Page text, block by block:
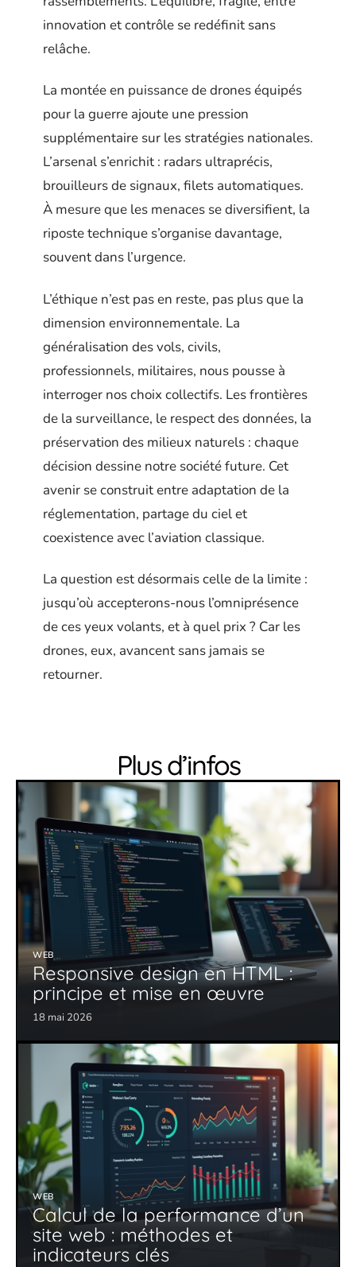
innovation et contrôle se redéfinit sans
relâche.
La montée en puissance de drones équipés
pour la guerre ajoute une pression
supplémentaire sur les stratégies nationales.
L’arsenal s’enrichit : radars ultraprécis,
brouilleurs de signaux, filets automatiques.
À mesure que les menaces se diversifient, la
riposte technique s’organise davantage,
souvent dans l’urgence.
L’éthique n’est pas en reste, pas plus que la
dimension environnementale. La
généralisation des vols, civils,
professionnels, militaires, nous pousse à
interroger nos choix collectifs. Les frontières
de la surveillance, le respect des données, la
préservation des milieux naturels : chaque
décision dessine notre société future. Cet
avenir se construit entre adaptation de la
réglementation, partage du ciel et
coexistence avec l’aviation classique.
La question est désormais celle de la limite :
jusqu’où accepterons-nous l’omniprésence
de ces yeux volants, et à quel prix ? Car les
drones, eux, avancent sans jamais se
retourner.
Plus d’infos
WEB
Responsive design en HTML :
principe et mise en œuvre
18 mai 2026
WEB
Calcul de la performance d’un
site web : méthodes et
indicateurs clés